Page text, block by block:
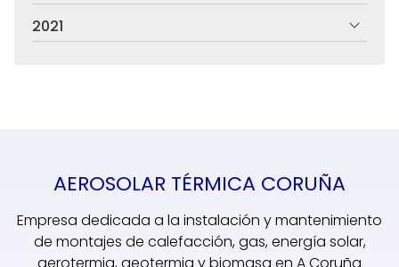
2021
AEROSOLAR TÉRMICA CORUÑA
Empresa dedicada a la instalación y mantenimiento
de montajes de calefacción, gas, energía solar,
aerotermia, geotermia y biomasa en A Coruña